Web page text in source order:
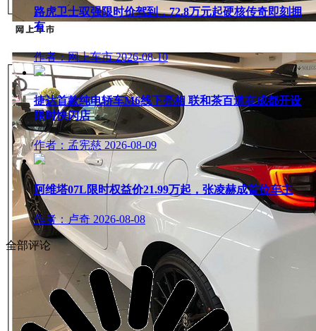
路虎卫士驭强限时价驾到，72.8万元起硬核传奇即刻拥
有
作者：网上车市 2026-08-10
捷达首款纯电轿车M6线下亮相 联和茶百道在成都开设
限时快闪店
作者：孟宪慈 2026-08-09
阿维塔07L限时权益价21.99万起，张凌赫成首位车主
作者：卢奇 2026-08-08
全部评论